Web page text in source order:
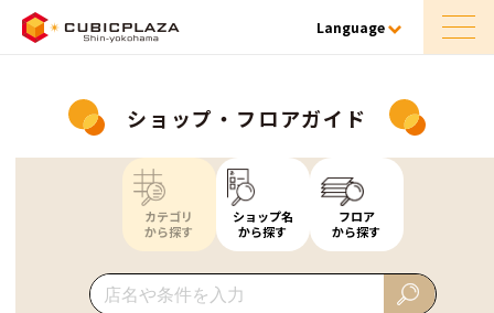
Language
ショップ・フロアガイド
カテゴリ
から探す
ショップ名
から探す
フロア
から探す